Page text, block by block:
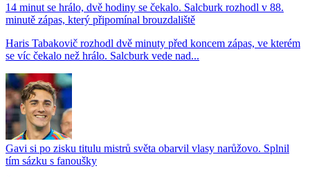
14 minut se hrálo, dvě hodiny se čekalo. Salcburk rozhodl v 88.
minutě zápas, který připomínal brouzdaliště
Haris Tabakovič rozhodl dvě minuty před koncem zápas, ve kterém
se víc čekalo než hrálo. Salcburk vede nad...
Gavi si po zisku titulu mistrů světa obarvil vlasy narůžovo. Splnil
tím sázku s fanoušky